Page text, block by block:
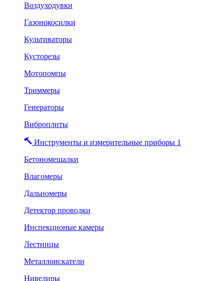
Воздуходувки
Газонокосилки
Культиваторы
Кусторезы
Мотопомпы
Триммеры
Генераторы
Виброплиты
Инструменты и измерительные приборы 1
Бетономешалки
Влагомеры
Дальномеры
Детектор проводки
Инспекционые камеры
Лестницы
Металлоискатели
Нивелиры